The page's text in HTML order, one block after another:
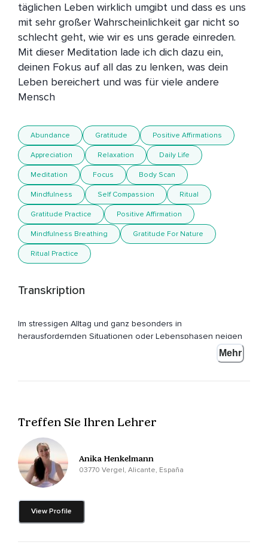
täglichen Leben wirklich umgibt und dass es uns
mit sehr großer Wahrscheinlichkeit gar nicht so
schlecht geht, wie wir es uns gerade einreden.
Mit dieser Meditation lade ich dich dazu ein,
deinen Fokus auf all das zu lenken, was dein
Leben bereichert und was für viele andere
Mensch
Abundance Gratitude Positive Affirmations
Appreciation Relaxation Daily Life
Meditation Focus Body Scan
Mindfulness Self Compassion Ritual
Gratitude Practice Positive Affirmation
Mindfulness Breathing Gratitude For Nature
Ritual Practice
Transkription
Im stressigen Alltag und ganz besonders in
herausfordernden Situationen oder Lebensphasen neigen
Wir beklagen uns und leben dadurch im sogenannten
Mangelbewusstsein.
Und durch diesen inneren Widerstand geht es uns
letztendlich noch schlechter.
Wir verlieren immer mehr den Blick für all das,
Mehr
Treffen Sie Ihren Lehrer
Anika Henkelmann
03770 Vergel, Alicante, España
View Profile